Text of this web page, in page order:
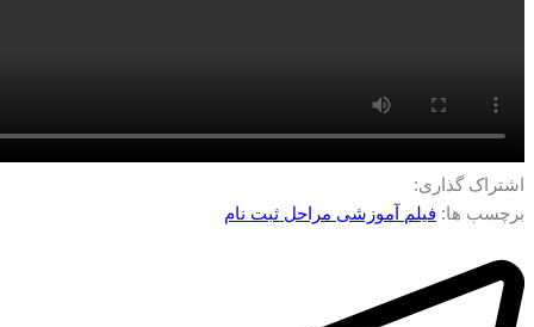
اشتراک گذاری:
برچسب ها: فیلم آموزشی مراحل ثبت نام